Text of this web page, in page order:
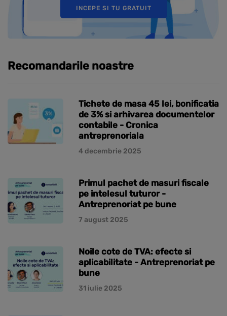
INCEPE SI TU GRATUIT
Recomandarile noastre
Tichete de masa 45 lei, bonificatia
de 3% si arhivarea documentelor
contabile - Cronica
antreprenoriala
4 decembrie 2025
Primul pachet de masuri fiscale
pe intelesul tuturor -
Antreprenoriat pe bune
7 august 2025
Noile cote de TVA: efecte si
aplicabilitate - Antreprenoriat pe
bune
31 iulie 2025